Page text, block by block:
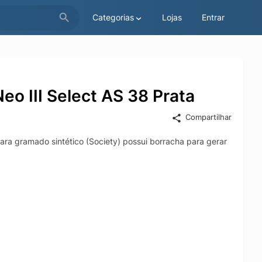
Categorias Lojas Entrar
III Select AS 38 Prata
Compartilhar
gramado sintético (Society) possui borracha para gerar